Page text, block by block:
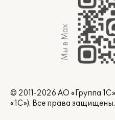
Мы в Max
© 2011-2026 АО «Группа
«1С»). Все права защищены.